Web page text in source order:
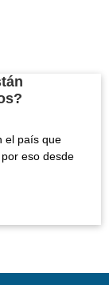
el país que
eso desde